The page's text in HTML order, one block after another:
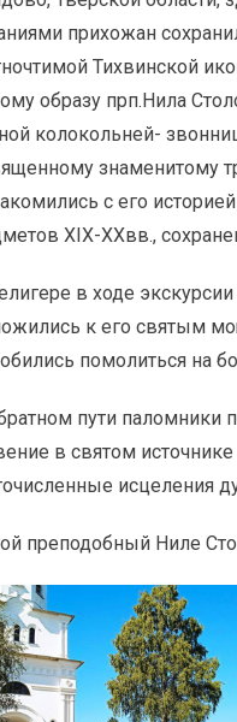
прихожан
Тихвинской
образу прп.Нила
колокольней-
знаменитому
с его
XIX-XXвв.,
в ходе
к его святым
помолиться на
пути паломники
в святом
исцеления
преподобный Ниле